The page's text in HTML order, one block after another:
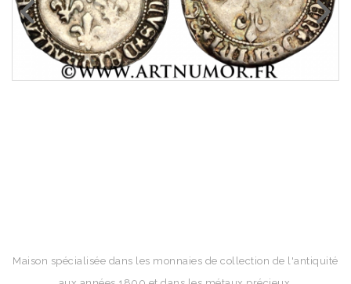
Maison spécialisée dans les monnaies de collection de l'antiquité